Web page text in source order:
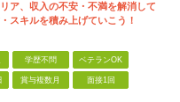
ア、収入の不安・不満を解消して
スキルを積み上げていこう！
学歴不問 ベテランOK
賞与複数月 面接1回